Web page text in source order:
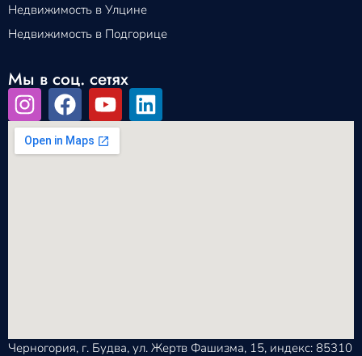
Недвижимость в Улцине
Недвижимость в Подгорице
Мы в соц. сетях
Черногория, г. Будва, ул. Жертв Фашизма, 15, индекс: 85310